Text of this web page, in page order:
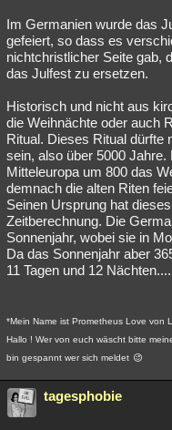
Im Germanien wurde das
gefeiert, so dass es
nichtchristlicher Seite gab,
das Julfest zu ersetzen.
Historisch und nicht aus
die Weihnächte oder auch
Ritual. Dieses Ritual dürfte
sein, also über 5000
Mitteleuropa um 800 das
demnach die alten Riten
Seinen Ursprung hat
Zeitberechnung. Die
Sonnenjahr, wobei sie in
Da das Sonnenjahr aber
11 Tagen und 12 Nächten....
*Mein Name ist Prometheus Love von
Hallo ! Wer von euch wäscht bitte
bin gespannt wer sich meldet
tagesphobie